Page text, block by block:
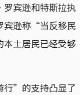
宾逊和特斯拉执
宾逊称“当反移民
本土居民已经受够
行”的支持凸显了